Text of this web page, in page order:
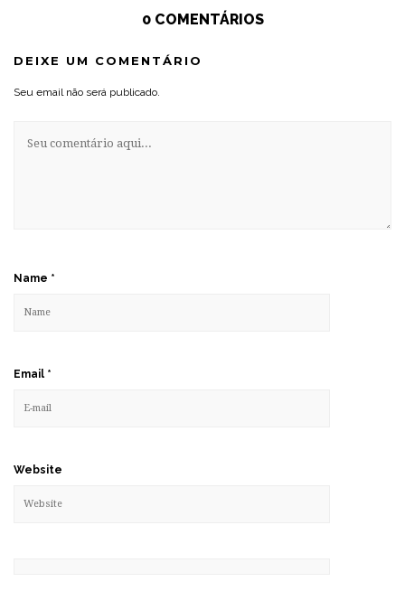
0 COMENTÁRIOS
DEIXE UM COMENTÁRIO
Seu email não será publicado.
Name *
Email *
Website